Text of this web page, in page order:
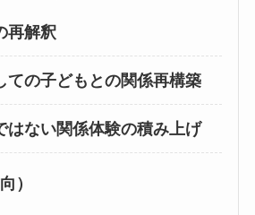
再解釈
ての子どもとの関係再構築
はない関係体験の積み上げ
）